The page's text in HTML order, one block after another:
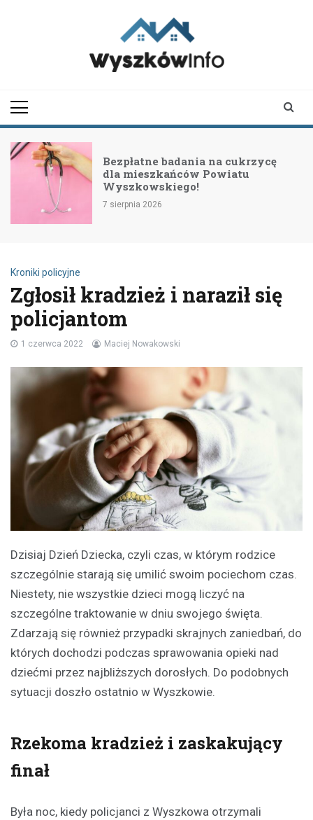
Bezpłatne badania na cukrzycę
dla mieszkańców Powiatu
Wyszkowskiego!
7 sierpnia 2026
Kroniki policyjne
Zgłosił kradzież i naraził się
policjantom
1 czerwca 2022 Maciej Nowakowski
Dzisiaj Dzień Dziecka, czyli czas, w którym rodzice
szczególnie starają się umilić swoim pociechom czas.
Niestety, nie wszystkie dzieci mogą liczyć na
szczególne traktowanie w dniu swojego święta.
Zdarzają się również przypadki skrajnych zaniedbań, do
których dochodzi podczas sprawowania opieki nad
dziećmi przez najbliższych dorosłych. Do podobnych
sytuacji doszło ostatnio w Wyszkowie.
Rzekoma kradzież i zaskakujący
finał
Była noc, kiedy policjanci z Wyszkowa otrzymali